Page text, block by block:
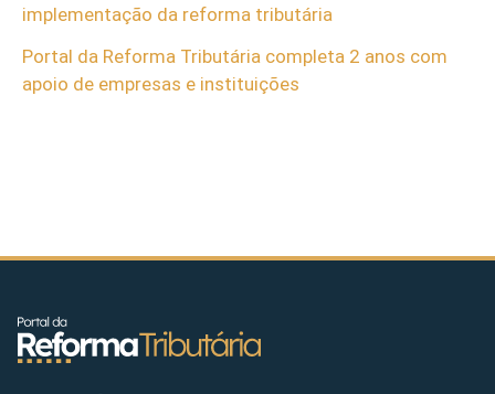
implementação da reforma tributária
Portal da Reforma Tributária completa 2 anos com
apoio de empresas e instituições